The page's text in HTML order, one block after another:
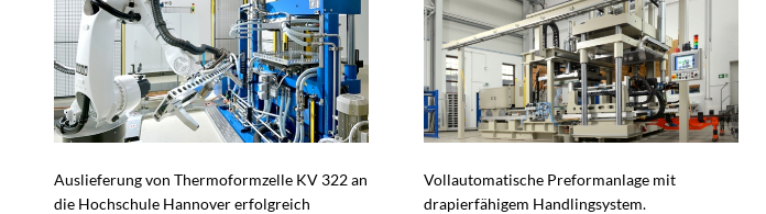
Auslieferung von Thermoformzelle KV 322 an
die Hochschule Hannover erfolgreich
Vollautomatische Preformanlage mit
drapierfähigem Handlingsystem.